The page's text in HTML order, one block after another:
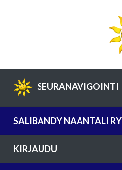
SEURANAVIGOINTI
SALIBANDY NAANTALI RY
KIRJAUDU